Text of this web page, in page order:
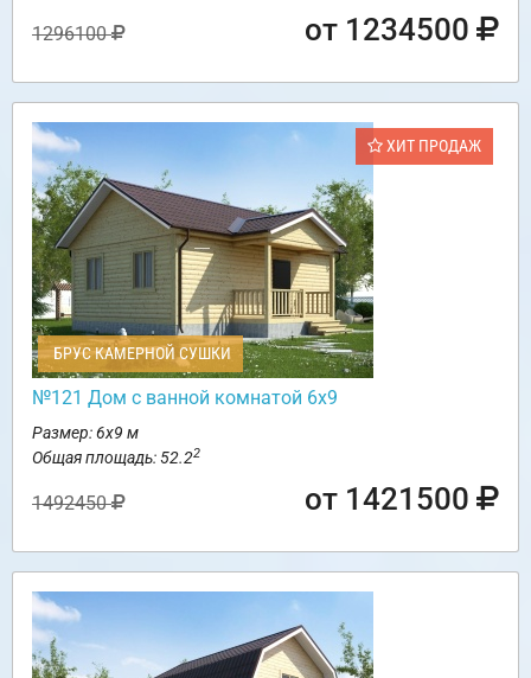
1296100 от 1234500
ХИТ ПРОДАЖ
БРУС КАМЕРНОЙ СУШКИ
№121 Дом с ванной комнатой 6х9
Размер: 6х9 м
Общая площадь: 52.22
1492450 от 1421500